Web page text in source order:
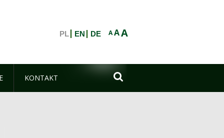
AAA
PL EN DE
KONTAKT 